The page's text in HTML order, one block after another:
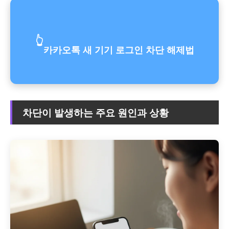
👆
카카오톡 새 기기 로그인 차단 해제법
차단이 발생하는 주요 원인과 상황